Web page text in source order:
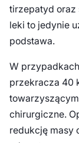
tirzepatyd oraz
leki to jedynie
podstawa.
W
przekracza 40
chirurgiczne.
redukcję masy